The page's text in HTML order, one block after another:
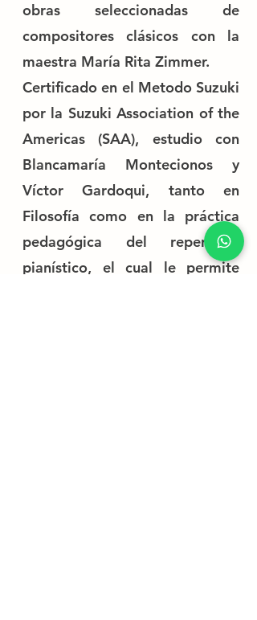
obras seleccionadas de
compositores clásicos con la
maestra María Rita Zimmer.
Certificado en el Metodo Suzuki
por la Suzuki Association of the
Americas (SAA), estudio con
Blancamaría Montecionos y
Víctor Gardoqui, tanto en
Filosofía como en la práctica
pedagógica del repertorio
pianístico, el cual le permite